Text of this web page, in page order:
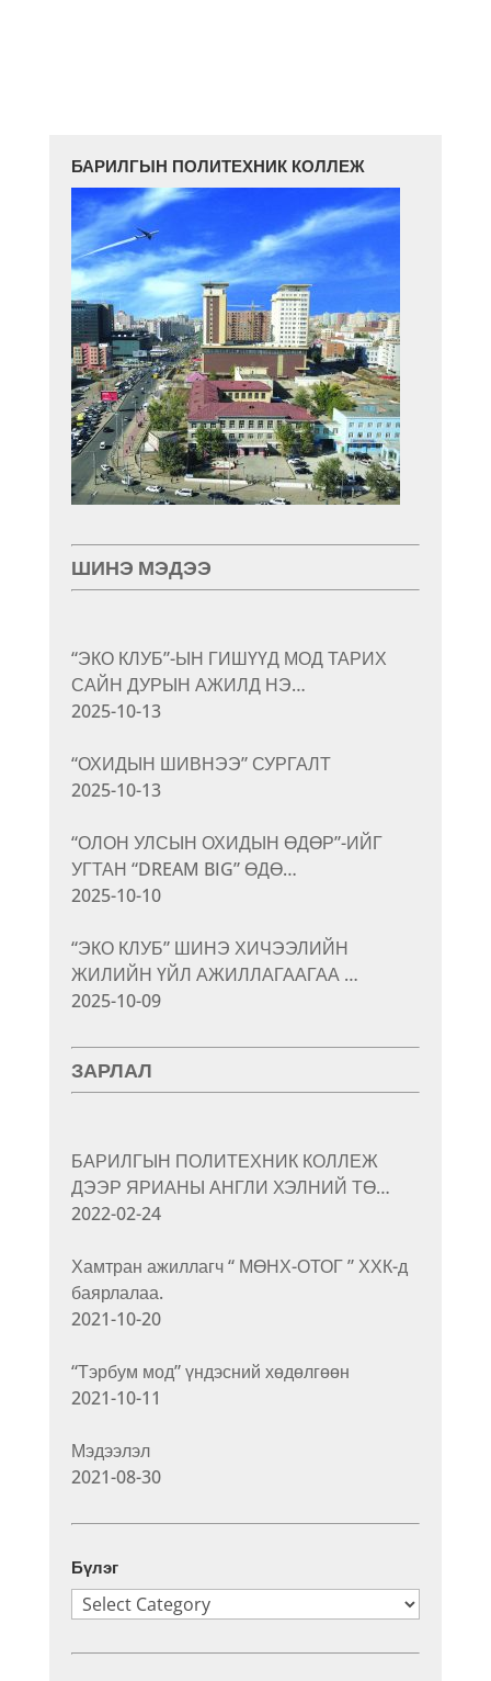
БАРИЛГЫН ПОЛИТЕХНИК КОЛЛЕЖ
ШИНЭ МЭДЭЭ
“ЭКО КЛУБ”-ЫН ГИШҮҮД МОД ТАРИХ
САЙН ДУРЫН АЖИЛД НЭ…
2025-10-13
“ОХИДЫН ШИВНЭЭ” СУРГАЛТ
2025-10-13
“ОЛОН УЛСЫН ОХИДЫН ӨДӨР”-ИЙГ
УГТАН “DREAM BIG” ӨДӨ…
2025-10-10
“ЭКО КЛУБ” ШИНЭ ХИЧЭЭЛИЙН
ЖИЛИЙН ҮЙЛ АЖИЛЛАГААГАА …
2025-10-09
ЗАРЛАЛ
БАРИЛГЫН ПОЛИТЕХНИК КОЛЛЕЖ
ДЭЭР ЯРИАНЫ АНГЛИ ХЭЛНИЙ ТӨ…
2022-02-24
Хамтран ажиллагч “ МӨНХ-ОТОГ ” ХХК-д
баярлалаа.
2021-10-20
“Тэрбум мод” үндэсний хөдөлгөөн
2021-10-11
Мэдээлэл
2021-08-30
Бүлэг
Бүлэг